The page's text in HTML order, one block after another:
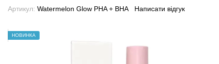
Артикул: Watermelon Glow PHA + BHA Написати відгук
НОВИНКА